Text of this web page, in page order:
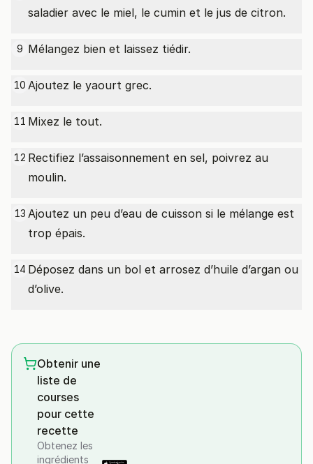
saladier avec le miel, le cumin et le jus de citron.
9 Mélangez bien et laissez tiédir.
10 Ajoutez le yaourt grec.
11 Mixez le tout.
12 Rectifiez l’assaisonnement en sel, poivrez au
moulin.
13 Ajoutez un peu d’eau de cuisson si le mélange est
trop épais.
14 Déposez dans un bol et arrosez d’huile d’argan ou
d’olive.
Obtenir une
liste de
courses
pour cette
recette
Obtenez les
ingrédients